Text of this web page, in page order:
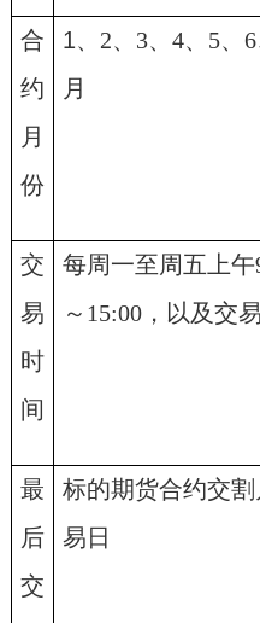
合
约
月
份
1、 2、 3、 4、 5、 6
月
交
易
时
间
每周一至周五上午
～ 15:00，以及交
最
后
交
标的期货合约交
易日